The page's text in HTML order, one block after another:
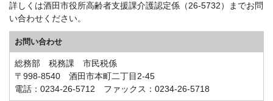
詳しくは酒田市役所高齢者支援課介護認定係（26-5732）までお問
い合わせください。
お問い合わせ
総務部 税務課 市民税係
〒998-8540 酒田市本町二丁目2-45
電話：0234-26-5712 ファックス：0234-26-5718